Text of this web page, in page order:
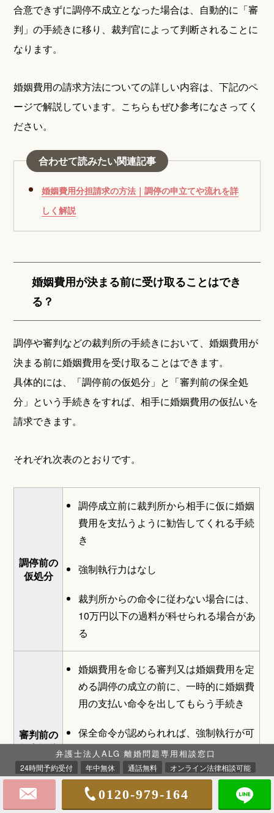
合意できずに調停不成立となった場合は、自動的に「審
判」の手続きに移り、裁判官によって判断されることに
なります。
婚姻費用の請求方法についての詳しい内容は、下記のペ
ージで解説しています。こちらもぜひ参考になさってく
ださい。
合わせて読みたい関連記事
婚姻費用分担請求の方法｜調停の申立てや流れを詳
しく解説
婚姻費用が決まる前に受け取ることはでき
る？
調停や審判などの裁判所の手続きにおいて、婚姻費用が
決まる前に婚姻費用を受け取ることはできます。
具体的には、「調停前の仮処分」と「審判前の保全処
分」という手続きをすれば、相手に婚姻費用の仮払いを
請求できます。
それぞれ次表のとおりです。
調停前の
仮処分
調停成立前に裁判所から相手に仮に婚姻
費用を支払うように勧告してくれる手続
き
強制執行力はなし
裁判所からの命令に従わない場合には、
10万円以下の過料が科せられる場合があ
る
審判前の
保全処分
婚姻費用を命じる審判又は婚姻費用を定
める調停の成立の前に、一時的に婚姻費
用の支払い命令を出してもらう手続き
保全命令が認められれば、強制執行が可
能
厳しい要件が設けられているため、差し
迫った事情がなければ保全命令の発令を
弁護士法人ALG 離婚問題専用相談窓口
24時間予約受付 年中無休 通話無料 オンライン法律相談可能
0120-979-164